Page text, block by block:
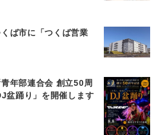
ば市に「つくば営業
年部連合会 創立50周
盆踊り」を開催します